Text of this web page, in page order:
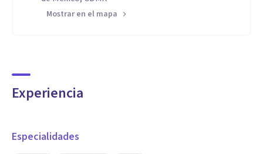
Mostrar en el mapa
Experiencia
Especialidades